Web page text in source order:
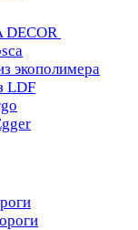
DECOR
экополимера
LDF